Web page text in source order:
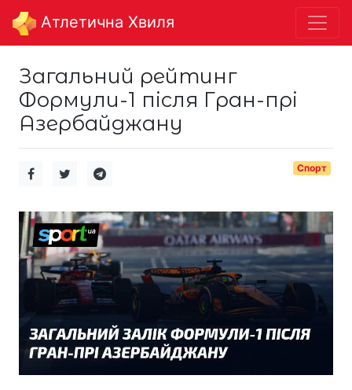
Aтлетична Хвиля
Загальний рейтинг
Формули-1 після Гран-прі
Азербайджану
Спорт